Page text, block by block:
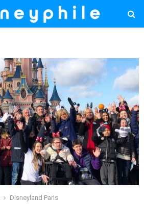
Disneyland Paris